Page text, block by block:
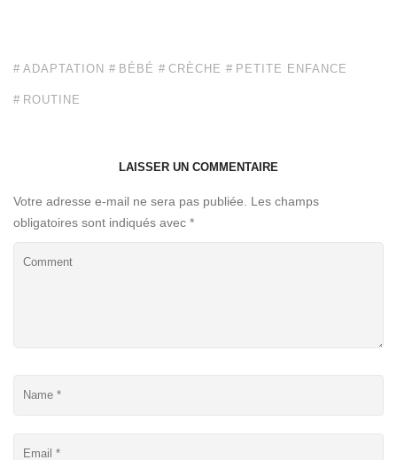
ADAPTATION BÉBÉ CRÈCHE PETITE ENFANCE
ROUTINE
LAISSER UN COMMENTAIRE
Votre adresse e-mail ne sera pas publiée.
Les champs
obligatoires sont indiqués avec *